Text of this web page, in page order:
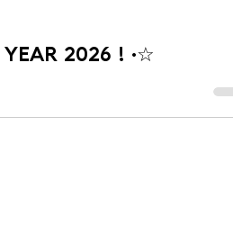
2026 ! ·☆